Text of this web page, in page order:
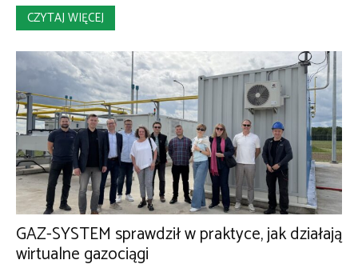
CZYTAJ WIĘCEJ
GAZ-SYSTEM sprawdził w praktyce, jak działają
wirtualne gazociągi